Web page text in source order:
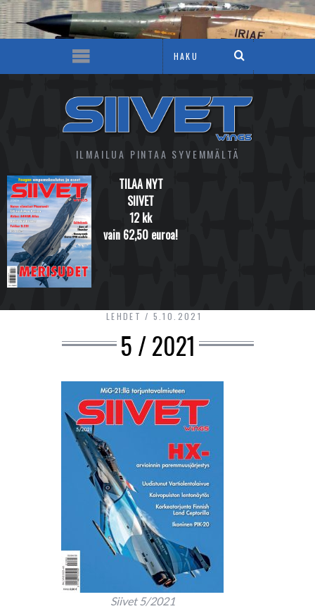
ILMAILUA PINTAA SYVEMMÄLTÄ
TILAA NYT
SIIVET
12 kk
vain 62,50 euroa!
LEHDET 5.10.2021
5 / 2021
Siivet 5/2021